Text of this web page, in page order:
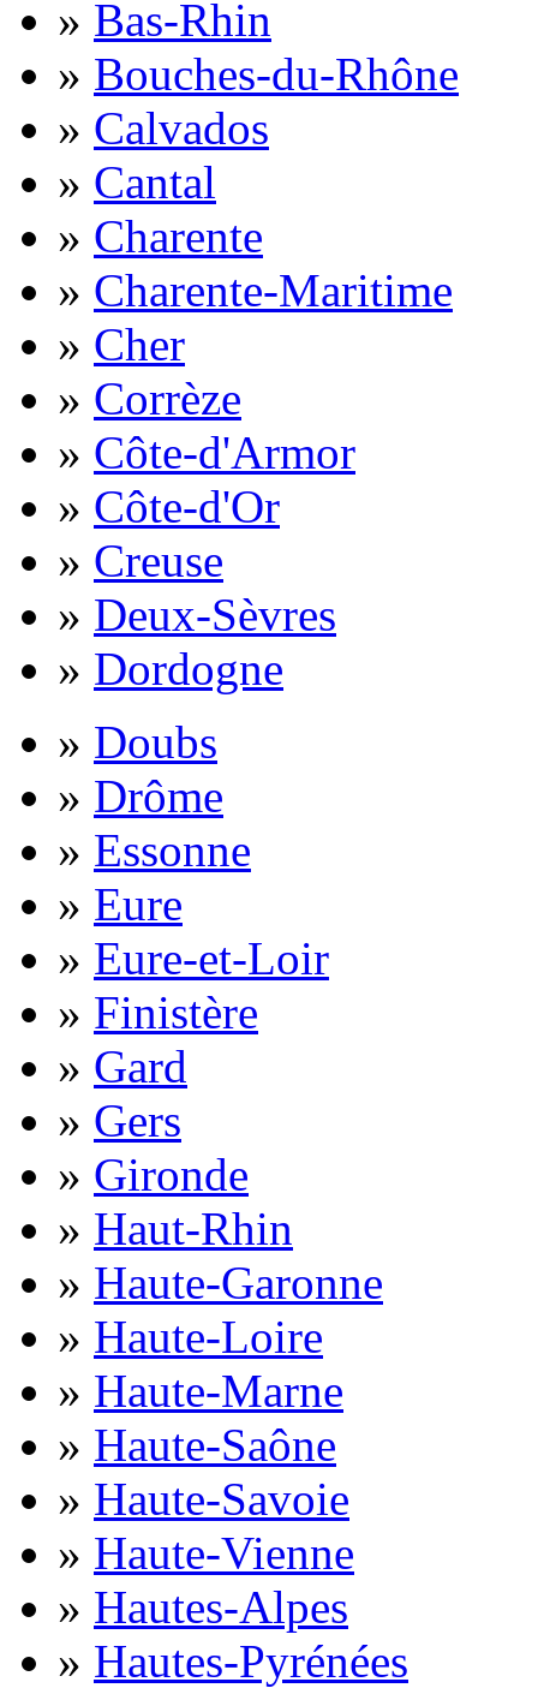
» Bas-Rhin
» Bouches-du-Rhône
» Calvados
» Cantal
» Charente
» Charente-Maritime
» Cher
» Corrèze
» Côte-d'Armor
» Côte-d'Or
» Creuse
» Deux-Sèvres
» Dordogne
» Doubs
» Drôme
» Essonne
» Eure
» Eure-et-Loir
» Finistère
» Gard
» Gers
» Gironde
» Haut-Rhin
» Haute-Garonne
» Haute-Loire
» Haute-Marne
» Haute-Saône
» Haute-Savoie
» Haute-Vienne
» Hautes-Alpes
» Hautes-Pyrénées